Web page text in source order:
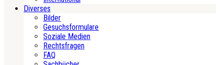
Diverses
Bilder
Gesuchsformulare
Soziale Medien
Rechtsfragen
FAQ